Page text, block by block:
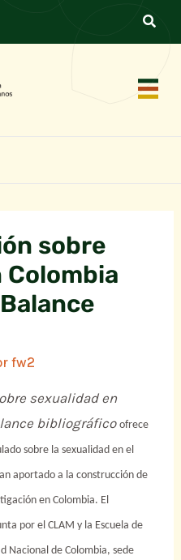
sobre
fw2
sexualidad en
bibliográficoofrece
sobre la sexualidad en el
aportado a la construcción de
en Colombia. El
por el CLAM y la Escuela de
Nacional de Colombia, sede